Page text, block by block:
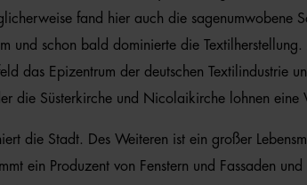
fand hier auch die
und schon bald dominierte die
das Epizentrum der deutschen Textilindustrie
die Süsterkirche und Nicolaikirche lohnen eine
die Stadt. Des Weiteren ist ein großer
ein Produzent von Fenstern und Fassaden